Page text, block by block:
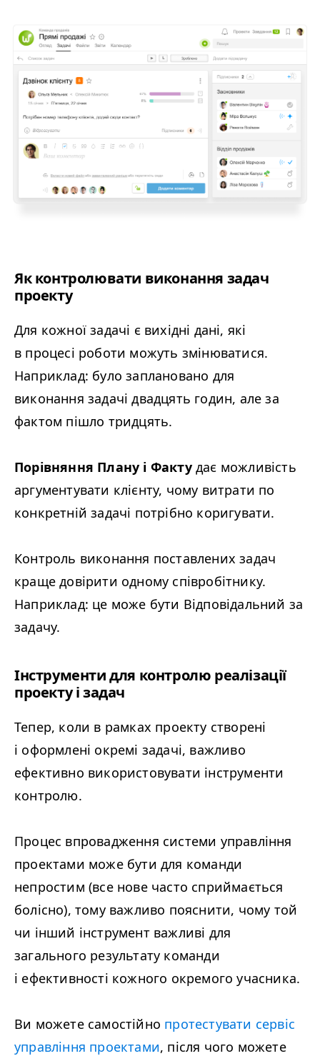
Як контролювати виконання задач
проекту
Для кожної задачі є вихідні дані, які
в процесі роботи можуть змінюватися.
Наприклад: було заплановано для
виконання задачі двадцять годин, але за
фактом пішло тридцять.
Порівняння Плану і Факту дає можливість
аргументувати клієнту, чому витрати по
конкретній задачі потрібно коригувати.
Контроль виконання поставлених задач
краще довірити одному співробітнику.
Наприклад: це може бути Відповідальний за
задачу.
Інструменти для контролю реалізації
проекту і задач
Тепер, коли в рамках проекту створені
і оформлені окремі задачі, важливо
ефективно використовувати інструменти
контролю.
Процес впровадження системи управління
проектами може бути для команди
непростим (все нове часто сприймається
болісно), тому важливо пояснити, чому той
чи інший інструмент важливі для
загального результату команди
і ефективності кожного окремого учасника.
Ви можете самостійно протестувати сервіс
управління проектами, після чого можете